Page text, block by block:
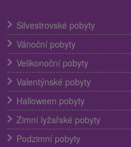
Silvestrovské pobyty
Vánoční pobyty
Velikonoční pobyty
Valentýnské pobyty
Halloween pobyty
Zimní lyžařské pobyty
Podzimní pobyty